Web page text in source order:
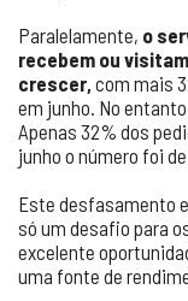
Paralelamente, o
recebem ou
crescer,com mais
em junho. No
Apenas 32% dos
junho o número foi
Este desfasamento
só um desafio para
excelente
uma fonte de